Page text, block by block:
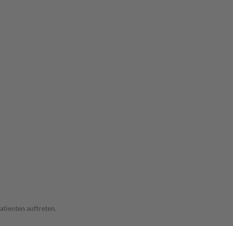
auftreten.